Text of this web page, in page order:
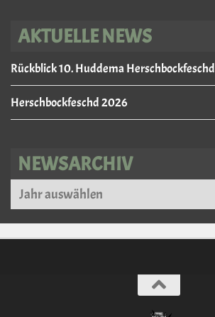
AKTUELLE NEWS
Rückblick 10. Huddema Herschbockfeschd
Herschbockfeschd 2026
NEWSARCHIV
Archiv